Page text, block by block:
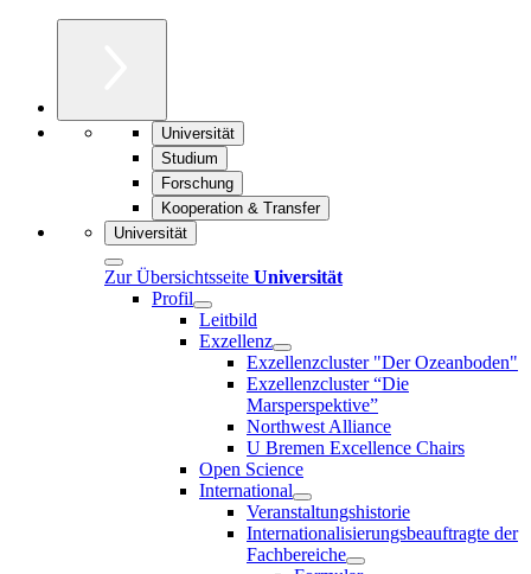
Universität
Studium
Forschung
Kooperation & Transfer
Universität
Zur Übersichtsseite Universität
Profil
Leitbild
Exzellenz
Exzellenzcluster "Der Ozeanboden"
Exzellenzcluster “Die
Marsperspektive”
Northwest Alliance
U Bremen Excellence Chairs
Open Science
International
Veranstaltungshistorie
Internationalisierungsbeauftragte der
Fachbereiche